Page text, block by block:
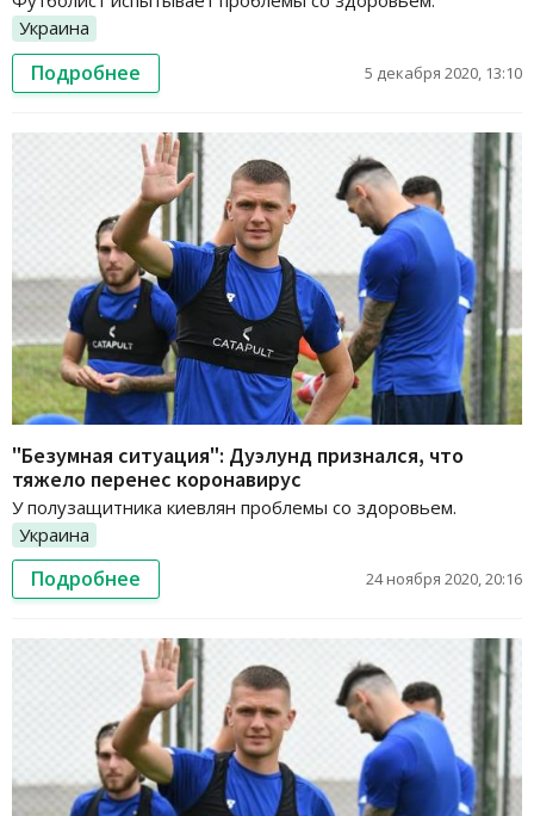
Украина
Подробнее 5 декабря 2020, 13:10
"Безумная ситуация": Дуэлунд признался, что
тяжело перенес коронавирус
У полузащитника киевлян проблемы со здоровьем.
Украина
Подробнее 24 ноября 2020, 20:16